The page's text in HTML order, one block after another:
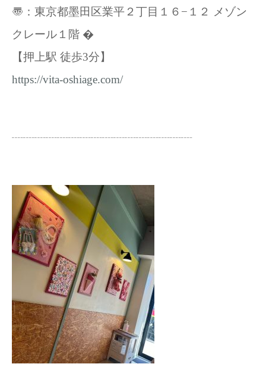
〠：東京都墨田区業平２丁目１６−１２ メゾン
クレール１階 �
【押上駅 徒歩3分】
https://vita-oshiage.com/
┈┈┈┈┈┈┈┈┈┈┈┈┈┈┈┈